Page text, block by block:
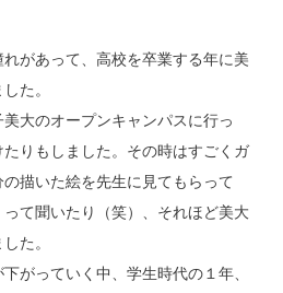
があって、高校を卒業する年に美
た。
大のオープンキャンパスに行っ
りもしました。その時はすごくガ
描いた絵を先生に見てもらって
って聞いたり（笑）、それほど美大
た。
がっていく中、学生時代の１年、